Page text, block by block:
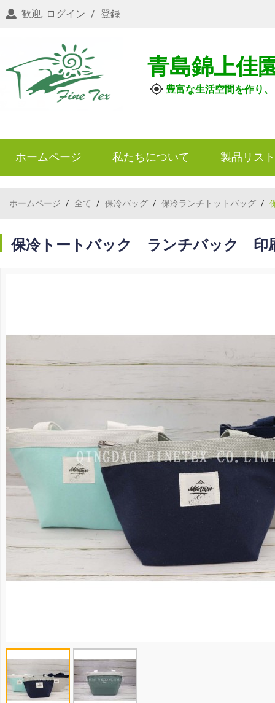
歓迎, ログイン / 登録
青島錦上佳
豊富な生活空間を作り
ホームページ 私たちについて 製品リスト
ホームページ / 全て / 保冷バッグ / 保冷ランチトットバッグ /
保冷トートバック ランチバック 印